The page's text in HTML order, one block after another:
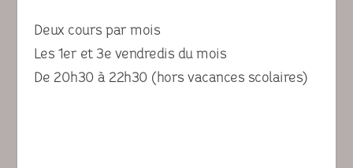
Deux cours par mois
Les 1er et 3e vendredis du mois
De 20h30 à 22h30 (hors vacances scolaires)